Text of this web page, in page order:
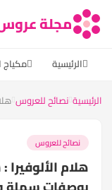
مجلة
الرئيسية
الرئيسية نصائح للعروس
نصائح للعروس
هلام